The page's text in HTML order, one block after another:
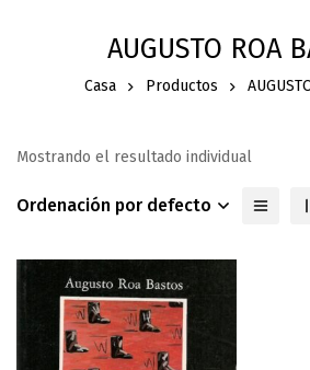
AUGUSTO ROA
Casa Productos
Mostrando el resultado individual
Ordenación por defecto